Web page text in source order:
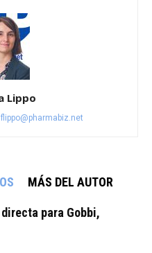
Lippo
flippo@pharmabiz.net
MÁS DEL AUTOR
para Gobbi,